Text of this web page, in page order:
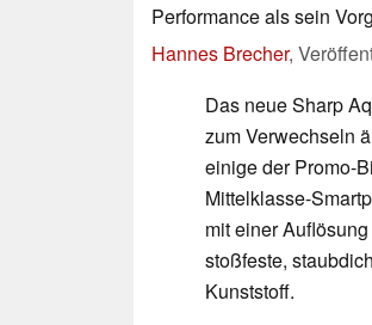
Performance als sein
Hannes Brecher,
Das neue Sharp
zum Verwechseln
einige der Promo-
Mittelklasse-
mit einer
stoßfeste,
Kunststoff.